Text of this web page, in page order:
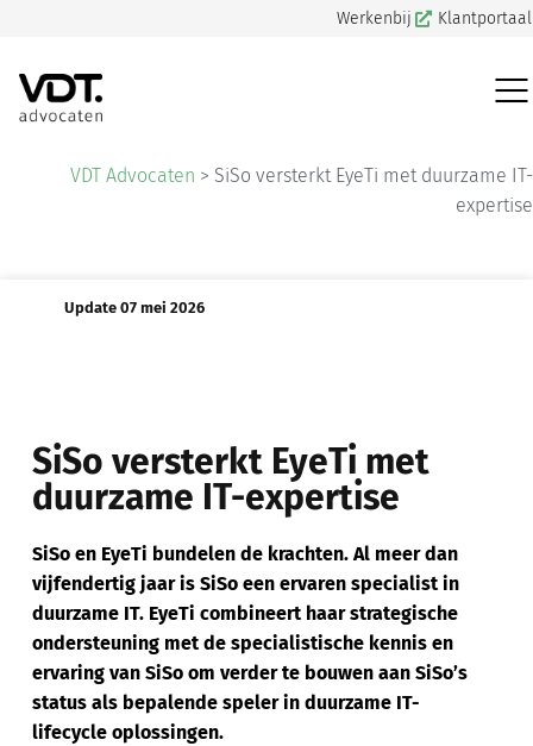
Werkenbij Klantportaal
VDT Advocaten > SiSo versterkt EyeTi met duurzame IT-
expertise
Update 07 mei 2026
SiSo versterkt EyeTi met
duurzame IT-expertise
SiSo en EyeTi bundelen de krachten. Al meer dan
vijfendertig jaar is SiSo een ervaren specialist in
duurzame IT. EyeTi combineert haar strategische
ondersteuning met de specialistische kennis en
ervaring van SiSo om verder te bouwen aan SiSo’s
status als bepalende speler in duurzame IT-
lifecycle oplossingen.